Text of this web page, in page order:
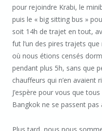
pour rejoindre Krabi, le
puis le « big sitting bus »
soit 14h de trajet en tout,
fut l’un des pires trajets
où nous étions censés
pendant plus 5h, sans que
chauffeurs qui n’en avaient
J’espère pour vous que
Bangkok ne se passent pas